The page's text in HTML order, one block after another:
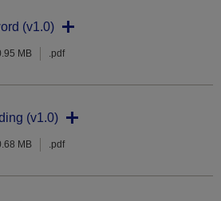
(v1.0)
MB .pdf
(v1.0)
MB .pdf